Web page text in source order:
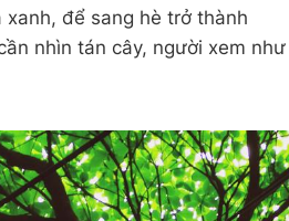
để sang hè trở thành
nhìn tán cây, người xem như